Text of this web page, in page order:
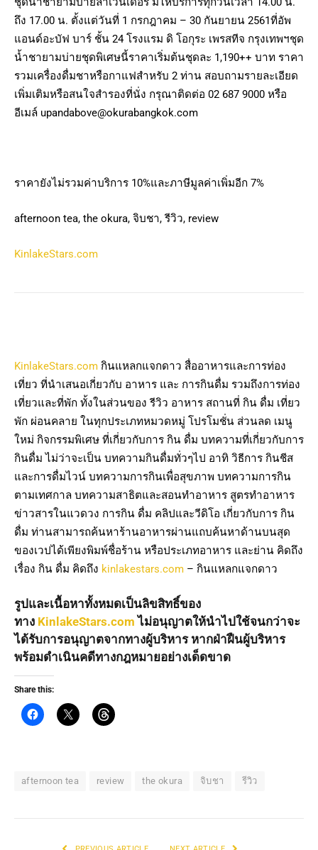
ถึง 17.00 น. ตั้งแต่วันที่ 1 กรกฎาคม – 30 กันยายน 2561ที่อัพ
แอนด์อะบัฟ บาร์ ชั้น 24 โรงแรม ดิ โอกุระ เพรสทีจ กรุงเทพฯชุด
น้ำชายามบ่ายชุดพิเศษนี้ราคาเริ่มต้นชุดละ 1,190++ บาท ราคา
รวมเครื่องดื่มชาหรือกาแฟสำหรับ 2 ท่าน สอบถามรายละเอียด
เพิ่มเติมหรือสนใจสำรองที่นั่ง กรุณาติดต่อ 02 687 9000 หรือ
อีเมล์ upandabove@okurabangkok.com
ราคายังไม่รวมค่าบริการ 10%และภาษีมูลค่าเพิ่มอีก 7%
afternoon tea, the okura, จิบชา, รีวิว, review
KinlakeStars.com
KinlakeStars.com กินแหลกแจกดาว สื่ออาหารและการท่อง
เที่ยว ที่นำเสนอเกี่ยวกับ อาหาร และ การกินดื่ม รวมถึงการท่อง
เที่ยวและที่พัก ทั้งในส่วนของ รีวิว อาหาร สถานที่ กิน ดื่ม เที่ยว
พัก ผ่อนคลาย ในทุกประเภทหมวดหมู่ โปรโมชั่น ส่วนลด เมนู
ใหม่ กิจกรรมพิเศษ ที่เกี่ยวกับการ กิน ดื่ม บทความที่เกี่ยวกับการ
กินดื่ม ไม่ว่าจะเป็น บทความกินดื่มทั่วๆไป อาทิ วิธีการ กินชีส
และการดื่มไวน์ บทความการกินเพื่อสุขภาพ บทความการกิน
ตามเทศกาล บทความสาธิตและสอนทำอาหาร สูตรทำอาหาร
ข่าวสารในแวดวง การกิน ดื่ม คลิปและวีดิโอ เกี่ยวกับการ กิน
ดื่ม ท่านสามารถค้นหาร้านอาหารผ่านแถบค้นหาด้านบนสุด
ของเวปได้เพียงพิมพ์ชื่อร้าน หรือประเภทอาหาร และย่าน คิดถึง
เรื่อง กิน ดื่ม คิดถึง kinlakestars.com – กินแหลกแจกดาว
รูปและเนื้อหาทั้งหมดเป็นลิขสิทธิ์ของ
ทาง KinlakeStars.com ไม่อนุญาตให้นำไปใช้จนกว่าจะ
ได้รับการอนุญาตจากทางผู้บริหาร หากฝ่าฝืนผู้บริหาร
พร้อมดำเนินคดีทางกฎหมายอย่างเด็ดขาด
Share this:
afternoon tea review the okura จิบชา รีวิว